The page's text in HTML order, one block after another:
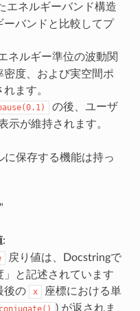
エネルギーバンド構造
ーバンドと比較してプ
ネルギー準位の波動関
度、および実空間ポ
ます。
の後、ユーザ
示が維持されます。
に保存する機能は持っ
:
戻り値は、Docstringで
と記述されています
後の
x
座標における単
) が返されま